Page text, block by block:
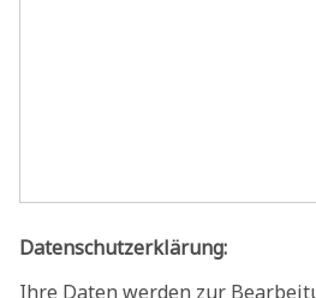
Datenschutzerklärung:
Ihre Daten werden zur